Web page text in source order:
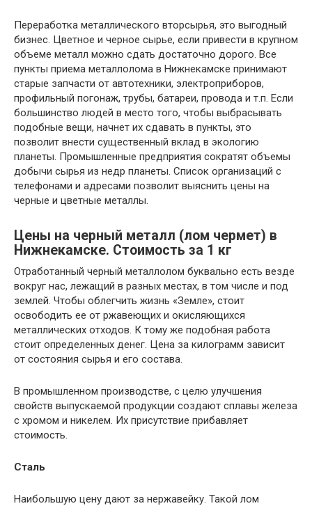
Переработка металлического вторсырья, это выгодный
бизнес. Цветное и черное сырье, если привести в крупном
объеме металл можно сдать достаточно дорого. Все
пункты приема металлолома в Нижнекамске принимают
старые запчасти от автотехники, электроприборов,
профильный погонаж, трубы, батареи, провода и т.п. Если
большинство людей в место того, чтобы выбрасывать
подобные вещи, начнет их сдавать в пункты, это
позволит внести существенный вклад в экологию
планеты. Промышленные предприятия сократят объемы
добычи сырья из недр планеты. Список организаций с
телефонами и адресами позволит выяснить цены на
черные и цветные металлы.
Цены на черный металл (лом чермет) в
Нижнекамске. Стоимость за 1 кг
Отработанный черный металлолом буквально есть везде
вокруг нас, лежащий в разных местах, в том числе и под
землей. Чтобы облегчить жизнь «Земле», стоит
освободить ее от ржавеющих и окисляющихся
металлических отходов. К тому же подобная работа
стоит определенных денег. Цена за килограмм зависит
от состояния сырья и его состава.
В промышленном производстве, с целю улучшения
свойств выпускаемой продукции создают сплавы железа
с хромом и никелем. Их присутствие прибавляет
стоимость.
Сталь
Наибольшую цену дают за нержавейку. Такой лом